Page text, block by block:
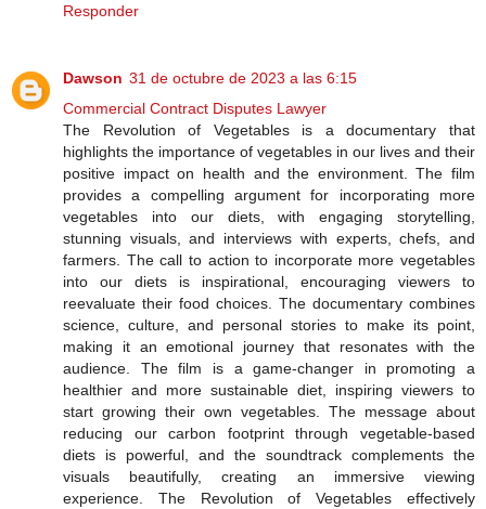
Responder
Dawson 31 de octubre de 2023 a las 6:15
Commercial Contract Disputes Lawyer
The Revolution of Vegetables is a documentary that
highlights the importance of vegetables in our lives and their
positive impact on health and the environment. The film
provides a compelling argument for incorporating more
vegetables into our diets, with engaging storytelling,
stunning visuals, and interviews with experts, chefs, and
farmers. The call to action to incorporate more vegetables
into our diets is inspirational, encouraging viewers to
reevaluate their food choices. The documentary combines
science, culture, and personal stories to make its point,
making it an emotional journey that resonates with the
audience. The film is a game-changer in promoting a
healthier and more sustainable diet, inspiring viewers to
start growing their own vegetables. The message about
reducing our carbon footprint through vegetable-based
diets is powerful, and the soundtrack complements the
visuals beautifully, creating an immersive viewing
experience. The Revolution of Vegetables effectively